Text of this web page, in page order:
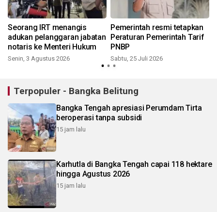
Seorang IRT menangis
adukan pelanggaran jabatan
notaris ke Menteri Hukum
Senin, 3 Agustus 2026
Pemerintah resmi tetapkan
Peraturan Pemerintah Tarif
PNBP
Sabtu, 25 Juli 2026
Terpopuler - Bangka Belitung
Bangka Tengah apresiasi Perumdam Tirta
beroperasi tanpa subsidi
15 jam lalu
Karhutla di Bangka Tengah capai 118 hektare
hingga Agustus 2026
15 jam lalu